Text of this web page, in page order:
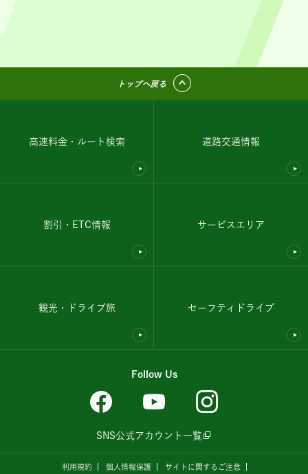
トップへ戻る
高速料金・ルート検索 道路交通情報
割引・ETC情報 サービスエリア
観光・ドライブ旅 セーフティドライブ
Follow Us
SNS公式アカウント一覧
利用規約 個人情報保護 サイトに関するご注意